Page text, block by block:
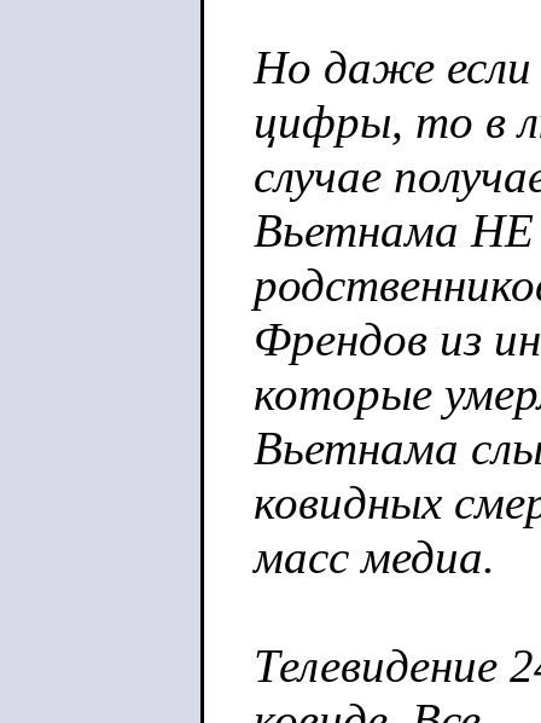
Но даже
цифры, то в
случае
Вьетнама НЕ
Френдов из
которые
Вьетнама
ковидных
масс медиа.
Телевидение